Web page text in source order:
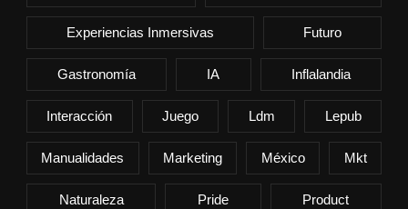
Experiencias Inmersivas Futuro
Gastronomía IA Inflalandia
Interacción Juego Ldm Lepub
Manualidades Marketing México Mkt
Naturaleza Pride Product